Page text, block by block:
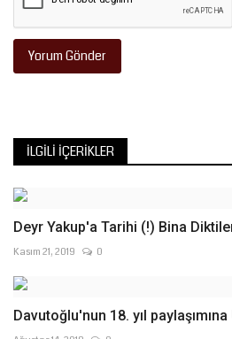
Yorum Gönder
İLGILI İÇERIKLER
Deyr Yakup'a Tarihi (!) Bina
Kasım 21, 2019 0
Davutoğlu'nun 18. yıl